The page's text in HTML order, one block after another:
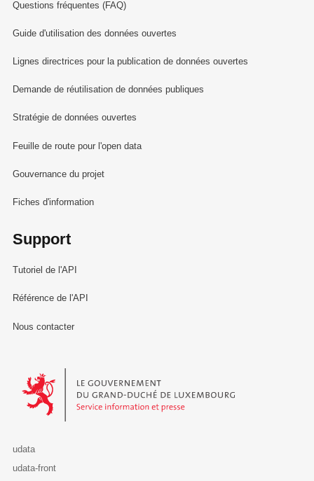
Questions fréquentes (FAQ)
Guide d'utilisation des données ouvertes
Lignes directrices pour la publication de données ouvertes
Demande de réutilisation de données publiques
Stratégie de données ouvertes
Feuille de route pour l'open data
Gouvernance du projet
Fiches d'information
Support
Tutoriel de l'API
Référence de l'API
Nous contacter
Le Gouvernement du Grand-Duché de Luxembourg - Service
udata
udata-front